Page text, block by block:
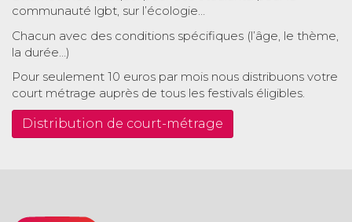
communauté lgbt, sur l’écologie…
Chacun avec des conditions spécifiques (l’âge, le thème,
la durée…)
Pour seulement 10 euros par mois nous distribuons votre
court métrage auprès de tous les festivals éligibles.
Distribution de court-métrage